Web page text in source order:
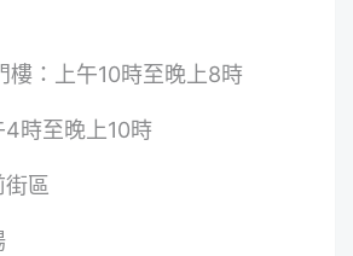
樓：上午10時至晚上8時
時至晚上10時
街區